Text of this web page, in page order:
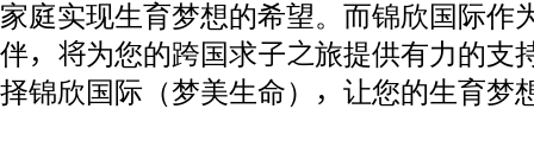
家庭实现生育梦想的希望。而锦欣国际作
伴，将为您的跨国求子之旅提供有力的支
择锦欣国际（梦美生命），让您的生育梦